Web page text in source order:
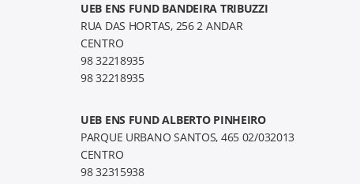
UEB ENS FUND BANDEIRA TRIBUZZI
RUA DAS HORTAS, 256 2 ANDAR
CENTRO
98 32218935
98 32218935
UEB ENS FUND ALBERTO PINHEIRO
PARQUE URBANO SANTOS, 465 02/032013
CENTRO
98 32315938